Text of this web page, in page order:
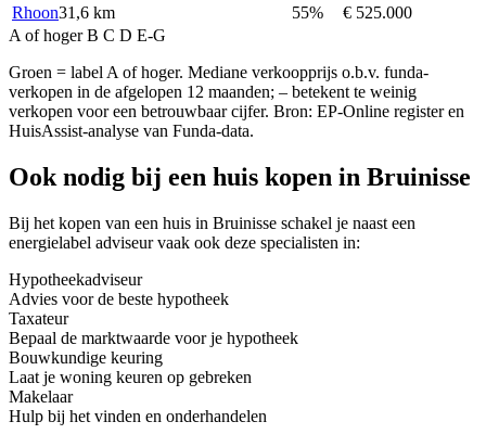
Rhoon31,6 km 55%
€ 525.000
A of hogerB C D E-G
Groen = label A of hoger. Mediane verkoopprijs o.b.v. funda-
verkopen in de afgelopen 12 maanden; – betekent te weinig
verkopen voor een betrouwbaar cijfer. Bron: EP-Online register en
HuisAssist-analyse van Funda-data.
Ook nodig bij een huis kopen in Bruinisse
Bij het kopen van een huis in Bruinisse schakel je naast een
energielabel adviseur vaak ook deze specialisten in:
Hypotheekadviseur
Advies voor de beste hypotheek
Taxateur
Bepaal de marktwaarde voor je hypotheek
Bouwkundige keuring
Laat je woning keuren op gebreken
Makelaar
Hulp bij het vinden en onderhandelen